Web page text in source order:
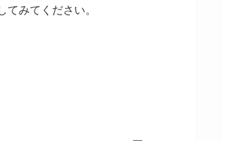
みてください。